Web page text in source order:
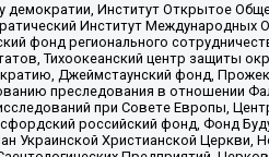
демократии, Институт Открытое
Институт Международных
фонд регионального
Тихоокеанский центр защиты
Джеймстаунский фонд,
преследования в отношении
при Совете Европы,
российский фонд, Фонд
Украинской Христианской